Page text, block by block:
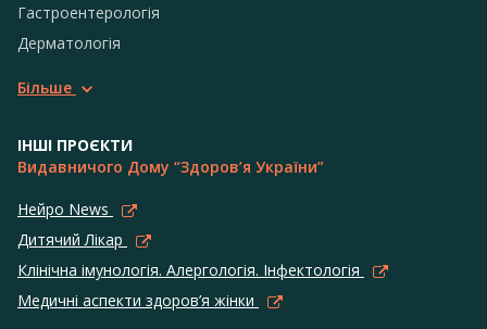
Гастроентерологія
Дерматологія
Більше
ІНШІ ПРОЄКТИ
Видавничого Дому “Здоров’я України”
Нейро News
Дитячий Лікар
Клінічна імунологія. Алергологія. Інфектологія
Медичні аспекти здоров’я жінки